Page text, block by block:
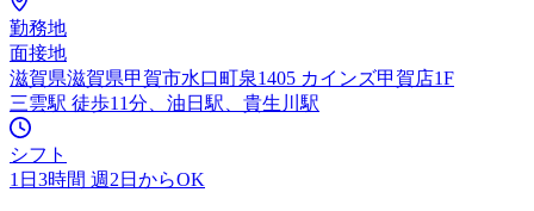
勤務地
面接地
滋賀県滋賀県甲賀市水口町泉1405 カインズ甲賀店1F
三雲駅 徒歩11分、油日駅、貴生川駅
シフト
1日3時間 週2日からOK